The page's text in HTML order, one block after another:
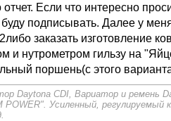
Если что интересно
подписывать. Далее у
заказать изготовление
и нутрометром гильзу на
поршень(с этого
Daytona CDI, Вариатор и ремень
POWER". Усиленный,